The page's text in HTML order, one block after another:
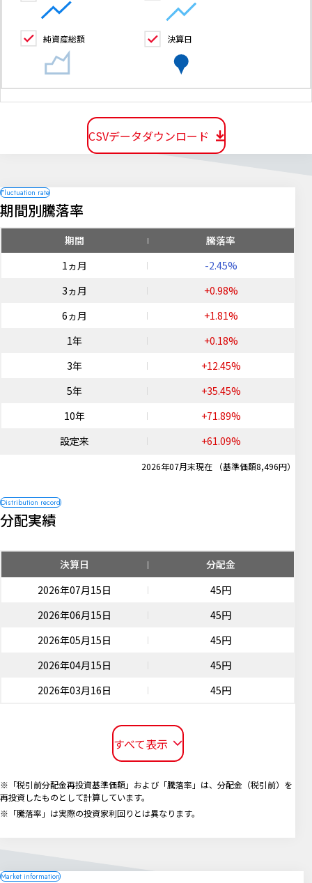
純資産総額 決算日
CSVデータダウンロード
期間別騰落率
期間
騰落率
1ヵ月
-2.45%
3ヵ月
+0.98%
6ヵ月
+1.81%
1年
+0.18%
3年
+12.45%
5年
+35.45%
10年
+71.89%
設定来
+61.09%
2026年07月末現在 （基準価額8,496円）
分配実績
決算日
分配金
2026年07月15日
45円
2026年06月15日
45円
2026年05月15日
45円
2026年04月15日
45円
2026年03月16日
45円
すべて表示
※「税引前分配金再投資基準価額」および「騰落率」は、分配金（税引前）を
再投資したものとして計算しています。
※「騰落率」は実際の投資家利回りとは異なります。